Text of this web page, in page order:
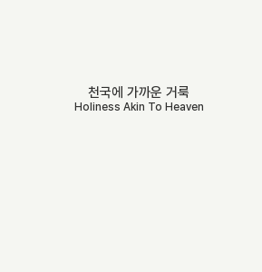
천국에 가까운 거룩
Holiness Akin To Heaven